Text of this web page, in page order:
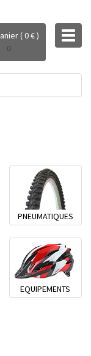
Mon panier ( 0 € )
0
PNEUMATIQUES
EQUIPEMENTS